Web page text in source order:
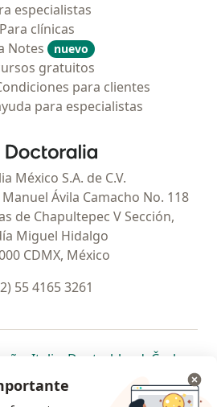
especialistas
Para clínicas
Notes
nuevo
gratuitos
para clientes
para especialistas
Doctoralia - Página de inicio
México S.A. de C.V.
Ávila Camacho No. 118
de Chapultepec V Sección,
Miguel Hidalgo
CDMX, México
55 4165 3261
nueva pestaña
en una nueva pestaña
se abre en una nueva pestaña
Italia se abre en una nueva
Deutschlandse abre en
Česko
una nueva pestaña
se abre en una nueva pestaña
Chile se abre en una nueva pestaña
Brasil se abre en una nueva
se abre en
se
se abre en una nueva